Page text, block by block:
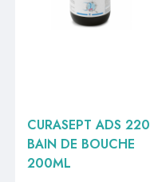
CURASEPT ADS 220
BAIN DE BOUCHE
200ML